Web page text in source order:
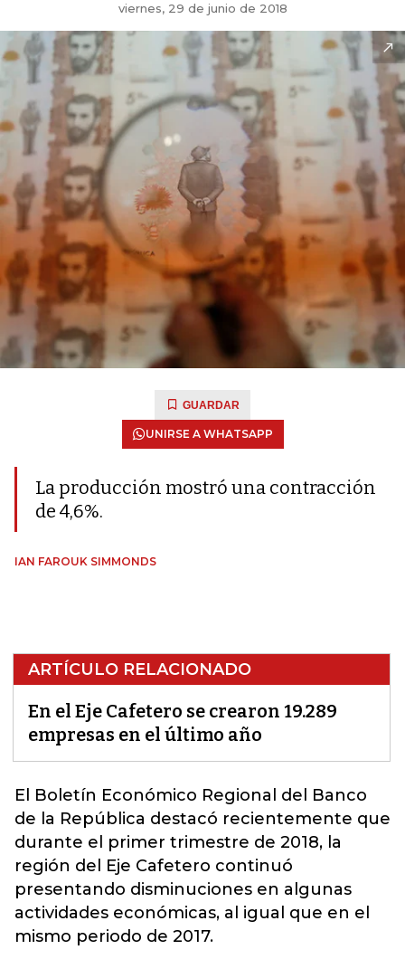
viernes, 29 de junio de 2018
GUARDAR
UNIRSE A WHATSAPP
La producción mostró una contracción
de 4,6%.
IAN FAROUK SIMMONDS
ARTÍCULO RELACIONADO
En el Eje Cafetero se crearon 19.289
empresas en el último año
El Boletín Económico Regional del Banco
de la República destacó recientemente que
durante el primer trimestre de 2018, la
región del Eje Cafetero continuó
presentando disminuciones en algunas
actividades económicas, al igual que en el
mismo periodo de 2017.